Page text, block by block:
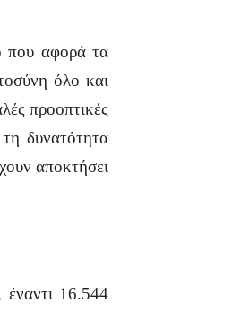
που αφορά τα
όλο και
προοπτικές
δυνατότητα
αποκτήσει
έναντι 16.544